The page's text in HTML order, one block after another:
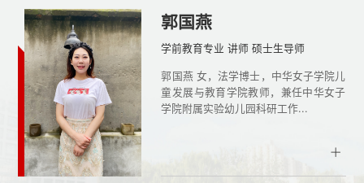
郭国燕
学前教育专业 讲师 硕士生导师
郭国燕 女，法学博士，中华女子学院儿
童发展与教育学院教师，兼任中华女子
学院附属实验幼儿园科研工作...